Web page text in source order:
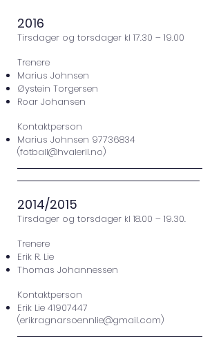
2016
Tirsdager og torsdager kl 17.30 – 19.00
Trenere
Marius Johnsen
Øystein Torgersen
Roar Johansen
Kontaktperson
Marius Johnsen 97736834
(fotball@hvaleril.no)
2014/2015
Tirsdager og torsdager kl 18.00 – 19.30.
Trenere
Erik R. Lie
Thomas Johannessen
Kontaktperson
Erik Lie 41907447
(erikragnarsoennlie@gmail.com)